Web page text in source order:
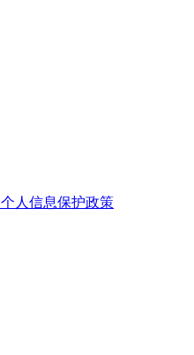
个人信息保护政策